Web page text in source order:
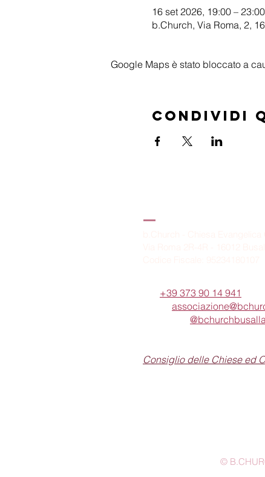
16 set 2026, 19:00 – 23:00
b.Church, Via Roma, 2,
Google Maps è stato bloccato a
Condividi
+39 373 90 14 941
@bchurchbusalla
Consiglio delle Chiese ed
©